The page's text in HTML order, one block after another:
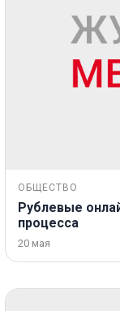
ОБЩЕСТВО
Рублевые
процесса
20 мая